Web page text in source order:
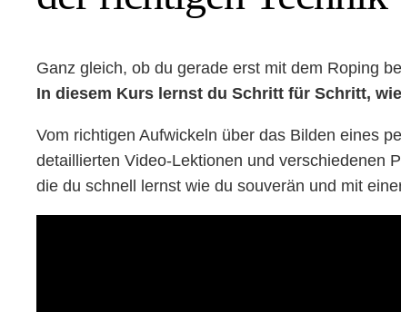
Ganz gleich, ob du gerade erst mit dem Roping
In diesem Kurs lernst du Schritt für Schritt,
Vom richtigen Aufwickeln über das Bilden eines
detaillierten Video-Lektionen und verschiedenen
die du schnell lernst wie du souverän und mit